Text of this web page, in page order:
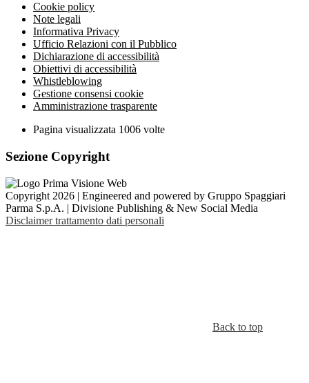
Cookie policy
Note legali
Informativa Privacy
Ufficio Relazioni con il Pubblico
Dichiarazione di accessibilità
Obiettivi di accessibilità
Whistleblowing
Gestione consensi cookie
Amministrazione trasparente
Pagina visualizzata 1006 volte
Sezione Copyright
Copyright 2026 | Engineered and powered by Gruppo Spaggiari
Parma S.p.A. | Divisione Publishing & New Social Media
Disclaimer trattamento dati personali
Back to top